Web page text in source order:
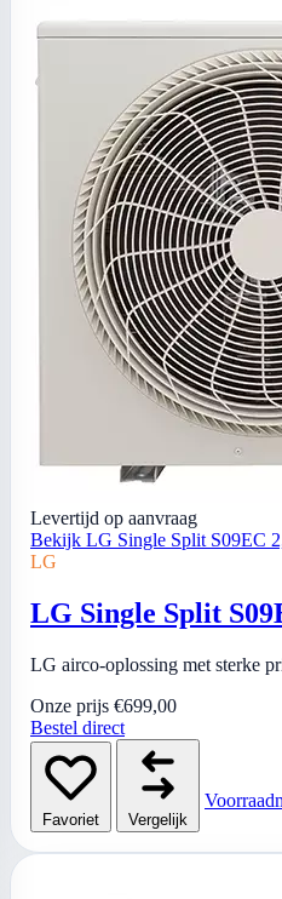
Levertijd op aanvraag
Bekijk LG Single Split S09EC
LG
LG Single Split
LG airco-oplossing met sterke
Onze prijs €699,00
Bestel direct
Favoriet Vergelijk